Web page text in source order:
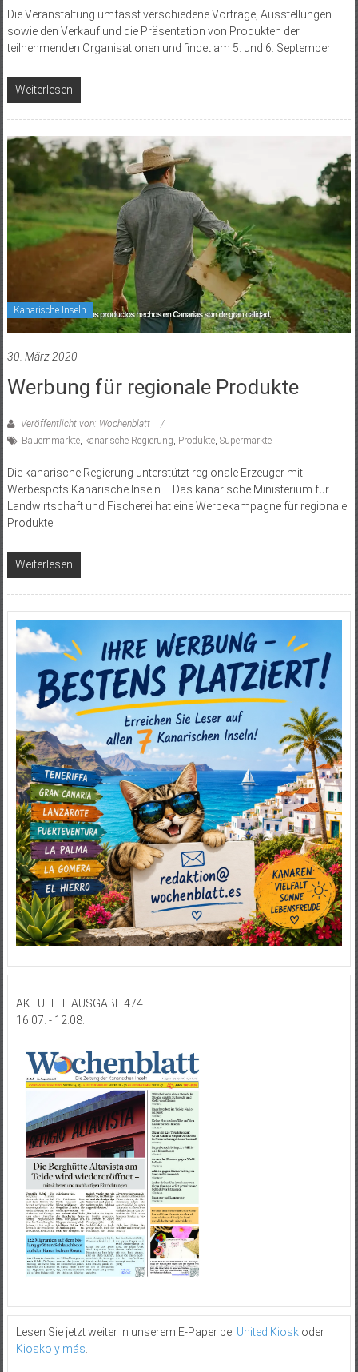
Die Veranstaltung umfasst verschiedene Vorträge, Ausstellungen
sowie den Verkauf und die Präsentation von Produkten der
teilnehmenden Organisationen und findet am 5. und 6. September
Weiterlesen
Kanarische Inseln
30. März 2020
Werbung für regionale Produkte
Veröffentlicht von: Wochenblatt
Bauernmärkte, kanarische Regierung Produkte, Supermärkte
Die kanarische Regierung unterstützt regionale Erzeuger mit
Werbespots Kanarische Inseln – Das kanarische Ministerium für
Landwirtschaft und Fischerei hat eine Werbekampagne für regionale
Produkte
Weiterlesen
AKTUELLE AUSGABE 474
16.07. - 12.08.
Lesen Sie jetzt weiter in unserem E-Paper bei United Kioskoder
Kiosko y más.